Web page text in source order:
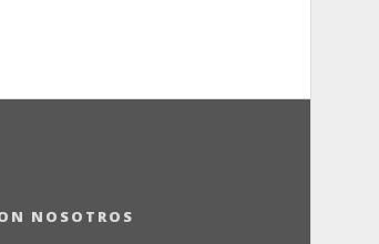
NOSOTROS